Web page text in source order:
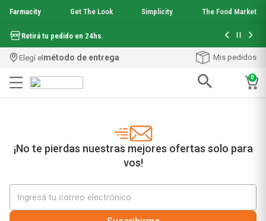
Farmacity Get The Look Simplicity The Food Market
Retirá tu pedido en 24hs. Hasta 6
Elegí elmétodo de entrega Mis pedidos
0
¡No te pierdas nuestras mejores ofertas solo para
vos!
garnier toque seco crema facial
. mela b3
6
loreal paris
8